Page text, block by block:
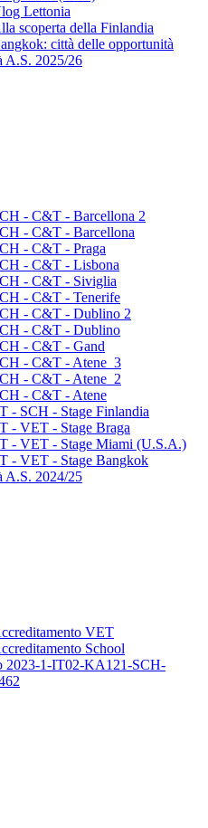
Lettonia
scoperta della Finlandia
città delle opportunità
A.S. 2025/26
- C&T - Barcellona 2
- C&T - Barcellona
- C&T - Praga
- C&T - Lisbona
- C&T - Siviglia
- C&T - Tenerife
- C&T - Dublino 2
- C&T - Dublino
- C&T - Gand
- C&T - Atene_3
- C&T - Atene_2
- C&T - Atene
- SCH - Stage Finlandia
- VET - Stage Braga
- VET - Stage Miami (U.S.A.)
- VET - Stage Bangkok
A.S. 2024/25
VET
School
2023-1-IT02-KA121-SCH-